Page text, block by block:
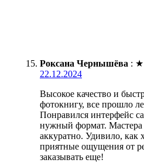
Роксана Чернышёва : ★
22.12.2024
Высокое качество и
фотокнигу, все прошло
Понравился интерфейс
нужный формат. Мастера
аккуратно. Удивило, как
приятные ощущения от
заказывать еще!